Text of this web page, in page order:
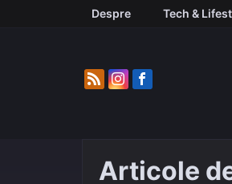
Despre Tech &
Articole